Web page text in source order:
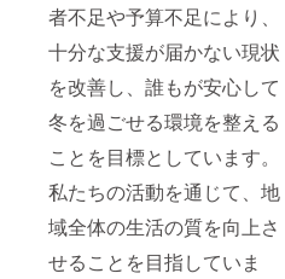
者不足や予算不足により、
十分な支援が届かない現状
を改善し、誰もが安心して
冬を過ごせる環境を整える
ことを目標としています。
私たちの活動を通じて、地
域全体の生活の質を向上さ
せることを目指していま